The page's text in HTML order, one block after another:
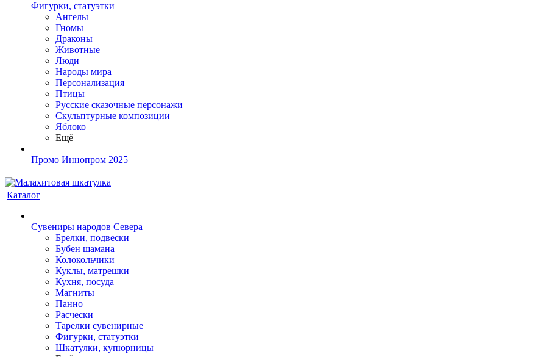
Фигурки, статуэтки
Ангелы
Гномы
Драконы
Животные
Люди
Народы мира
Персонализация
Птицы
Русские сказочные персонажи
Скульптурные композиции
Яблоко
Ещё
Промо Иннопром 2025
Каталог
Сувениры народов Севера
Брелки, подвески
Бубен шамана
Колокольчики
Куклы, матрешки
Кухня, посуда
Магниты
Панно
Расчески
Тарелки сувенирные
Фигурки, статуэтки
Шкатулки, купюрницы